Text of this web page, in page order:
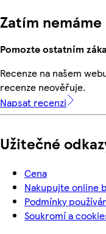
Zatím
Pomozte ostatním
Recenze na našem
recenze neověřuje.
Napsat recenzi
Užitečné
Cena
Nakupujte online
Podmínky
Soukromí a